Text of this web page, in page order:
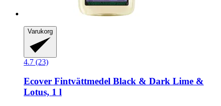
Varukorg
4.7 (23)
Ecover Fintvättmedel Black & Dark Lime &
Lotus, 1 l